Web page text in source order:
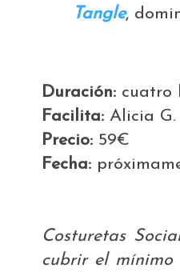
Tangle,
Duración: cuatro
Facilita: Alicia
Precio: 59€
Fecha:
Costuretas
cubrir el mínimo